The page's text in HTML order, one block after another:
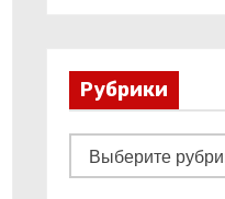
Рубрики
у